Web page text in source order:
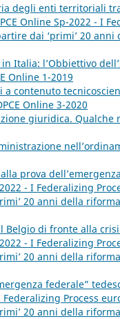
degli enti territoriali
Online Sp-2022 - I
dai ‘primi’ 20
Italia: l’Obbiettivo
Online 1-2019
contenuto
Online 3-2020
giuridica. Qualche
prova
- I Federalizing
20 anni della
Belgio di fronte alla
- I Federalizing
20 anni della
federale”
Federalizing Process
20 anni della